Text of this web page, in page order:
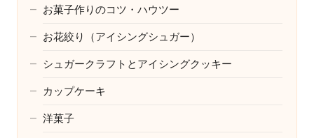
お菓子作りのコツ・ハウツー
お花絞り（アイシングシュガー）
シュガークラフトとアイシングクッキー
カップケーキ
洋菓子